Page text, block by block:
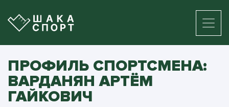
ПРОФИЛЬ СПОРТСМЕНА:
ВАРДАНЯН АРТЁМ
ГАЙКОВИЧ